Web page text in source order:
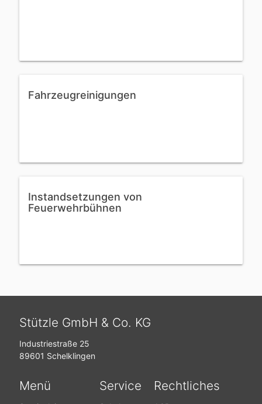
Fahrzeugreinigungen
Instandsetzungen von
Feuerwehrbühnen
Stützle GmbH & Co. KG
Industriestraße 25
89601 Schelklingen
Menü Service Rechtliches